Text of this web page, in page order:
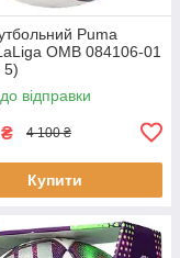
Puma
OMB 084106-01
5)
відправки
₴ 4 100 ₴
Купити